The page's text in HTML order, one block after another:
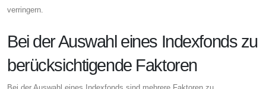
verringern.
Bei der Auswahl eines Indexfonds zu
berücksichtigende Faktoren